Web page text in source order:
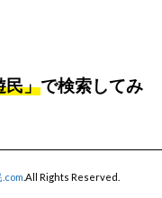
民」で検索してみ
.All Rights Reserved.